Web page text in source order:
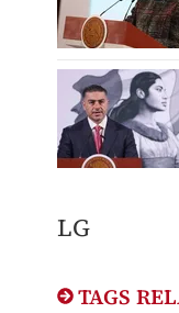
LG
TAGS